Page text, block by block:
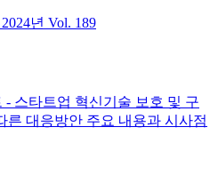
년 Vol. 189
- 스타트업 혁신기술 보호 및 구
른 대응방안 주요 내용과 시사점